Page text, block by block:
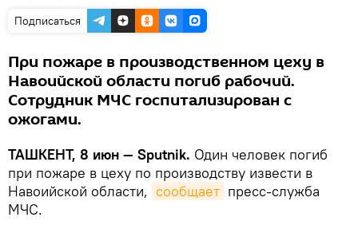
Подписаться
При пожаре в производственном цеху в
Навоийской области погиб рабочий.
Сотрудник МЧС госпитализирован с
ожогами.
ТАШКЕНТ, 8 июн — Sputnik. Один человек погиб
при пожаре в цеху по производству извести в
Навоийской области, сообщает пресс-служба
МЧС.